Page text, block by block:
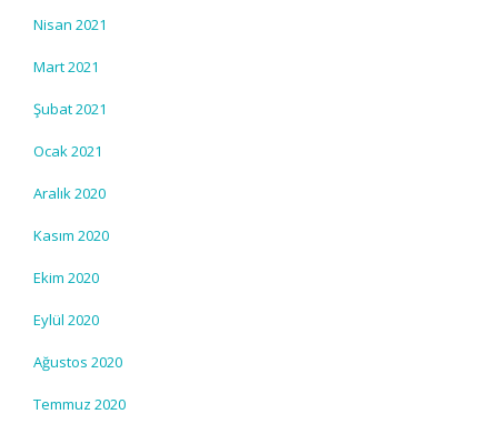
Nisan 2021
Mart 2021
Şubat 2021
Ocak 2021
Aralık 2020
Kasım 2020
Ekim 2020
Eylül 2020
Ağustos 2020
Temmuz 2020